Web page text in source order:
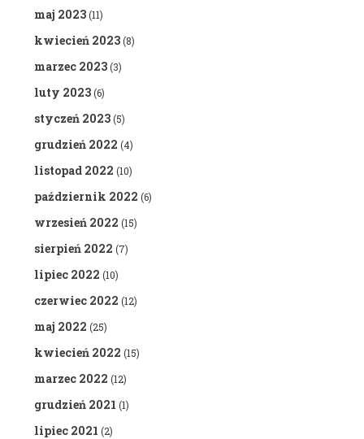
maj 2023(11)
kwiecień 2023(8)
marzec 2023(3)
luty 2023(6)
styczeń 2023(5)
grudzień 2022 (4)
listopad 2022 (10)
październik 2022 (6)
wrzesień 2022 (15)
sierpień 2022 (7)
lipiec 2022 (10)
czerwiec 2022 (12)
maj 2022 (25)
kwiecień 2022 (15)
marzec 2022 (12)
grudzień 2021 (1)
lipiec 2021 (2)